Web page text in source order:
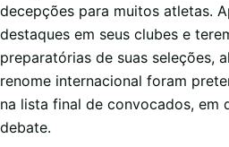
decepções para muitos atletas.
destaques em seus clubes e
preparatórias de suas seleções,
renome internacional foram
na lista final de convocados, em
debate.